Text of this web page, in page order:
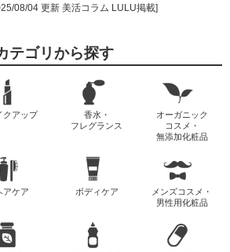
08/04 更新 美活コラム LULU掲載]
テゴリから探す
クアップ
香水・
フレグランス
オーガニック
コスメ・
無添加化粧品
アケア ボディケア
メンズコスメ・
男性用化粧品